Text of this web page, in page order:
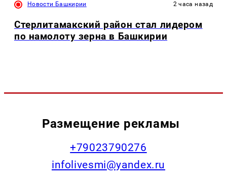
Новости Башкирии 2 часа назад
Стерлитамакский район стал лидером
по намолоту зерна в Башкирии
Размещение рекламы
+79023790276
infolivesmi@yandex.ru